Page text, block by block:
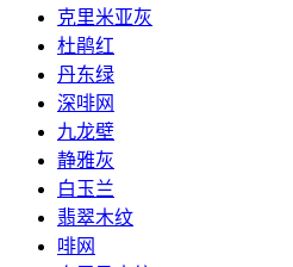
克里米亚灰
杜鹃红
丹东绿
深啡网
九龙壁
静雅灰
白玉兰
翡翠木纹
啡网